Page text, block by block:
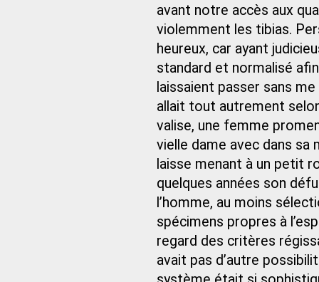
avant notre accès aux
violemment les tibias.
heureux, car ayant
standard et normalisé
laissaient passer sans
allait tout autrement
valise, une femme
vielle dame avec dans sa
laisse menant à un petit
quelques années son
l’homme, au moins
spécimens propres à
regard des critères
avait pas d’autre